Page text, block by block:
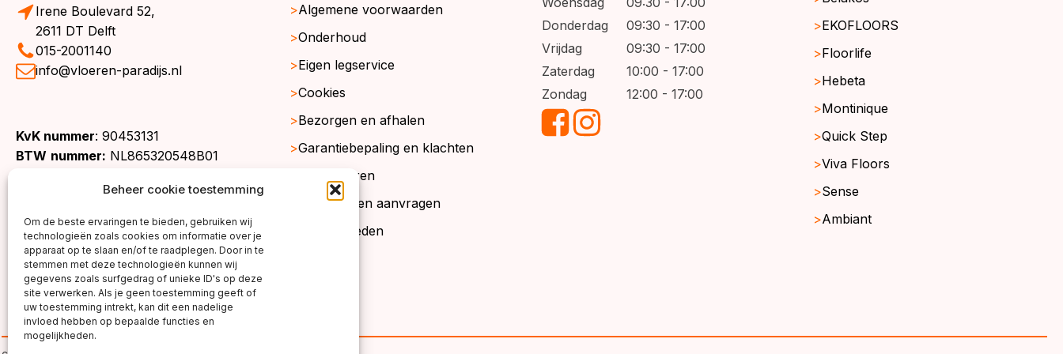
Beheer cookie toestemming
Om de beste ervaringen te bieden, gebruiken wij
technologieën zoals cookies om informatie over je
apparaat op te slaan en/of te raadplegen. Door in te
stemmen met deze technologieën kunnen wij
gegevens zoals surfgedrag of unieke ID's op deze
site verwerken. Als je geen toestemming geeft of
uw toestemming intrekt, kan dit een nadelige
invloed hebben op bepaalde functies en
mogelijkheden.
Irene Boulevard 52,
2611 DT Delft
015-2001140
info@vloeren-paradijs.nl
KvK nummer: 90453131
BTW nummer: NL865320548B01
Algemene voorwaarden
Onderhoud
Eigen legservice
Cookies
Bezorgen en afhalen
Garantiebepaling en klachten
Retourneren
Gratis stalen aanvragen
Werkgebieden
Donderdag
09:30 - 17:00
Vrijdag
09:30 - 17:00
Zaterdag
10:00 - 17:00
Zondag
12:00 - 17:00
EKOFLOORS
Floorlife
Hebeta
Montinique
Quick Step
Viva Floors
Sense
Ambiant